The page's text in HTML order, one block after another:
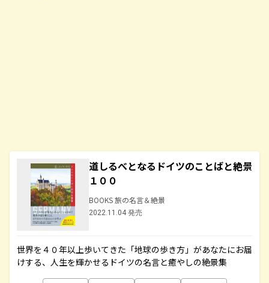
道しるべとなるドイツのことばと絶景
１００
BOOKS 旅の名言＆絶景
2022.11.04 発売
世界を４０年以上歩いてきた「地球の歩き方」があなたにお届
けする、人生を輝かせるドイツの名言と癒やしの絶景集